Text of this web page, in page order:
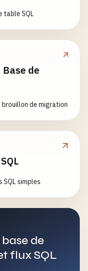
table SQL
de
brouillon de migration
simples
de
flux SQL